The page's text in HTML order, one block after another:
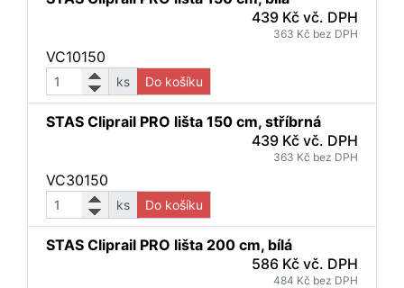
439 Kč vč. DPH
363 Kč bez DPH
VC10150
ks Do košíku
STAS Cliprail PRO lišta 150 cm, stříbrná
439 Kč vč. DPH
363 Kč bez DPH
VC30150
ks Do košíku
STAS Cliprail PRO lišta 200 cm, bílá
586 Kč vč. DPH
484 Kč bez DPH